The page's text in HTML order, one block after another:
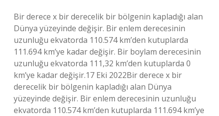
Bir derece x bir derecelik bir bölgenin kapladığı alan
Dünya yüzeyinde değişir. Bir enlem derecesinin
uzunluğu ekvatorda 110.574 km’den kutuplarda
111.694 km’ye kadar değişir. Bir boylam derecesinin
uzunluğu ekvatorda 111,32 km’den kutuplarda 0
km’ye kadar değişir.17 Eki 2022Bir derece x bir
derecelik bir bölgenin kapladığı alan Dünya
yüzeyinde değişir. Bir enlem derecesinin uzunluğu
ekvatorda 110.574 km’den kutuplarda 111.694 km’ye